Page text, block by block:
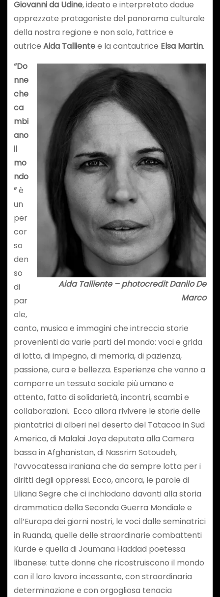
Giovanni da Udine, ideato e interpretato dadue
apprezzate protagoniste del panorama culturale
della nostra regione e non solo, l’attrice e
autrice Aida Tallientee la cantautrice Elsa Martin.
Aida Talliente – photocredit Danilo De
Marco
“Do
nne
che
ca
mbi
ano
il
mo
ndo
”è
un
per
cor
so
den
so
di
par
ole,
canto, musica e immagini che intreccia storie
provenienti da varie parti del mondo: voci e grida
di lotta, di impegno, di memoria, di pazienza,
passione, cura e bellezza. Esperienze che vanno a
comporre un tessuto sociale più umano e
attento, fatto di solidarietà, incontri, scambi e
collaborazioni. Ecco allora rivivere le storie delle
piantatrici di alberi nel deserto del Tatacoa in Sud
America, di Malalai Joya deputata alla Camera
bassa in Afghanistan, di Nassrim Sotoudeh,
l’avvocatessa iraniana che da sempre lotta per i
diritti degli oppressi. Ecco, ancora, le parole di
Liliana Segre che ci inchiodano davanti alla storia
drammatica della Seconda Guerra Mondiale e
all’Europa dei giorni nostri, le voci dalle seminatrici
in Ruanda, quelle delle straordinarie combattenti
Kurde e quella di Joumana Haddad poetessa
libanese: tutte donne che ricostruiscono il mondo
con il loro lavoro incessante, con straordinaria
determinazione e con orgogliosa tenacia